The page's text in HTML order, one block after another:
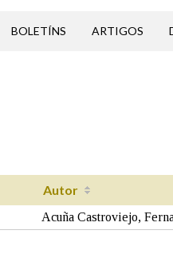
BOLETÍNS ARTIGOS
Autor
Acuña Castroviejo,